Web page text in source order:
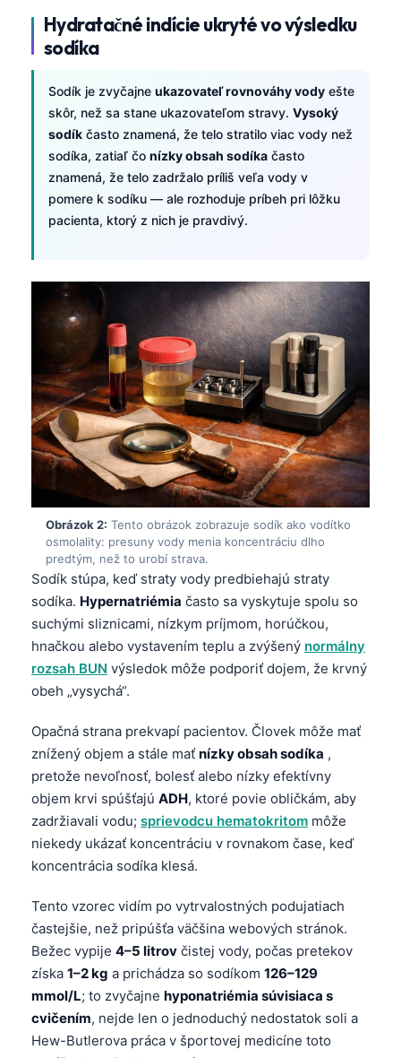
Hydratačné indície ukryté vo výsledku
sodíka
Sodík je zvyčajne ukazovateľ rovnováhy vody ešte
skôr, než sa stane ukazovateľom stravy. Vysoký
sodík často znamená, že telo stratilo viac vody než
sodíka, zatiaľ čo nízky obsah sodíka často
znamená, že telo zadržalo príliš veľa vody v
pomere k sodíku — ale rozhoduje príbeh pri lôžku
pacienta, ktorý z nich je pravdivý.
Obrázok 2: Tento obrázok zobrazuje sodík ako vodítko
osmolality: presuny vody menia koncentráciu dlho
predtým, než to urobí strava.
Sodík stúpa, keď straty vody predbiehajú straty
sodíka. Hypernatriémia často sa vyskytuje spolu so
suchými sliznicami, nízkym príjmom, horúčkou,
hnačkou alebo vystavením teplu a zvýšený normálny
rozsah BUN výsledok môže podporiť dojem, že krvný
obeh „vysychá“.
Opačná strana prekvapí pacientov. Človek môže mať
znížený objem a stále mať nízky obsah sodíka ,
pretože nevoľnosť, bolesť alebo nízky efektívny
objem krvi spúšťajú ADH, ktoré povie obličkám, aby
zadržiavali vodu; sprievodcu hematokritom môže
niekedy ukázať koncentráciu v rovnakom čase, keď
koncentrácia sodíka klesá.
Tento vzorec vidím po vytrvalostných podujatiach
častejšie, než pripúšťa väčšina webových stránok.
Bežec vypije 4–5 litrov čistej vody, počas pretekov
získa 1–2 kg a prichádza so sodíkom 126–129
mmol/L; to zvyčajne hyponatriémia súvisiaca s
cvičením, nejde len o jednoduchý nedostatok soli a
Hew-Butlerova práca v športovej medicíne toto